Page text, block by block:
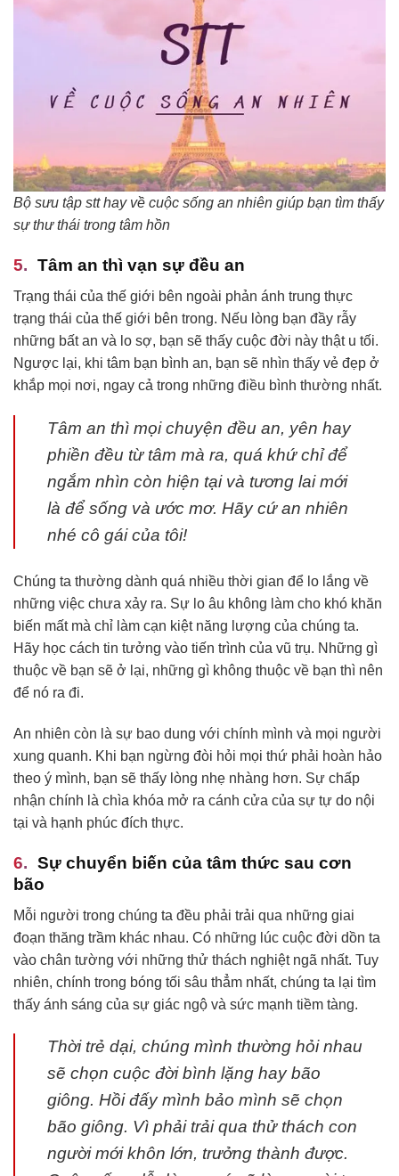
Bộ sưu tập stt hay về cuộc sống an nhiên giúp bạn tìm thấy
sự thư thái trong tâm hồn
Tâm an thì vạn sự đều an
Trạng thái của thế giới bên ngoài phản ánh trung thực
trạng thái của thế giới bên trong. Nếu lòng bạn đầy rẫy
những bất an và lo sợ, bạn sẽ thấy cuộc đời này thật u tối.
Ngược lại, khi tâm bạn bình an, bạn sẽ nhìn thấy vẻ đẹp ở
khắp mọi nơi, ngay cả trong những điều bình thường nhất.
Tâm an thì mọi chuyện đều an, yên hay
phiền đều từ tâm mà ra, quá khứ chỉ để
ngắm nhìn còn hiện tại và tương lai mới
là để sống và ước mơ. Hãy cứ an nhiên
nhé cô gái của tôi!
Chúng ta thường dành quá nhiều thời gian để lo lắng về
những việc chưa xảy ra. Sự lo âu không làm cho khó khăn
biến mất mà chỉ làm cạn kiệt năng lượng của chúng ta.
Hãy học cách tin tưởng vào tiến trình của vũ trụ. Những gì
thuộc về bạn sẽ ở lại, những gì không thuộc về bạn thì nên
để nó ra đi.
An nhiên còn là sự bao dung với chính mình và mọi người
xung quanh. Khi bạn ngừng đòi hỏi mọi thứ phải hoàn hảo
theo ý mình, bạn sẽ thấy lòng nhẹ nhàng hơn. Sự chấp
nhận chính là chìa khóa mở ra cánh cửa của sự tự do nội
tại và hạnh phúc đích thực.
Sự chuyển biến của tâm thức sau cơn
bão
Mỗi người trong chúng ta đều phải trải qua những giai
đoạn thăng trầm khác nhau. Có những lúc cuộc đời dồn ta
vào chân tường với những thử thách nghiệt ngã nhất. Tuy
nhiên, chính trong bóng tối sâu thẳm nhất, chúng ta lại tìm
thấy ánh sáng của sự giác ngộ và sức mạnh tiềm tàng.
Thời trẻ dại, chúng mình thường hỏi nhau
sẽ chọn cuộc đời bình lặng hay bão
giông. Hồi đấy mình bảo mình sẽ chọn
bão giông. Vì phải trải qua thử thách con
người mới khôn lớn, trưởng thành được.